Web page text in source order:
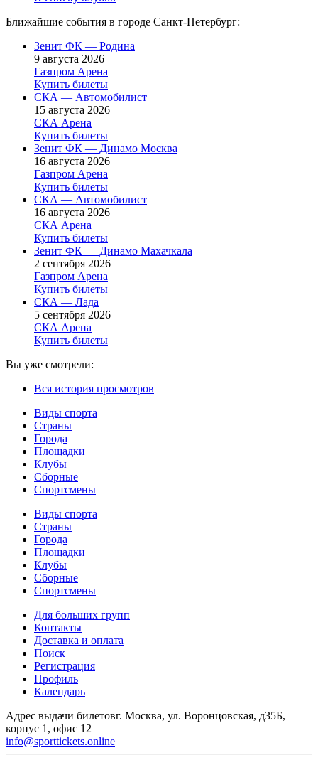
Ближайшие события в городе Санкт-Петербург:
Зенит ФК — Родина
9 августа 2026
Газпром Арена
Купить билеты
СКА — Автомобилист
15 августа 2026
СКА Арена
Купить билеты
Зенит ФК — Динамо Москва
16 августа 2026
Газпром Арена
Купить билеты
СКА — Автомобилист
16 августа 2026
СКА Арена
Купить билеты
Зенит ФК — Динамо Махачкала
2 сентября 2026
Газпром Арена
Купить билеты
СКА — Лада
5 сентября 2026
СКА Арена
Купить билеты
Вы уже смотрели:
Вся история просмотров
Виды спорта
Страны
Города
Площадки
Клубы
Сборные
Спортсмены
Виды спорта
Страны
Города
Площадки
Клубы
Сборные
Спортсмены
Для больших групп
Контакты
Доставка и оплата
Поиск
Регистрация
Профиль
Календарь
Адрес выдачи билетовг. Москва, ул. Воронцовская, д35Б,
корпус 1, офис 12
info@sporttickets.online